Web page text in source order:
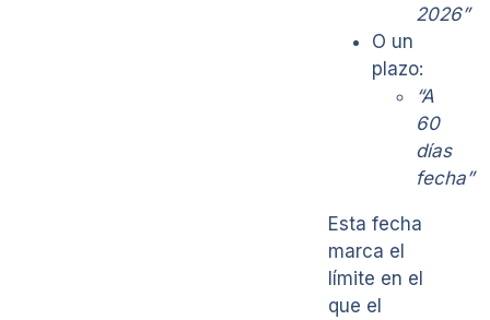
2026”
O un
plazo:
“A
60
días
fecha”
Esta fecha
marca el
límite en el
que el